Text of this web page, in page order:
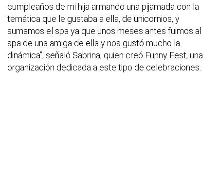
cumpleaños de mi hija armando una pijamada con la
temática que le gustaba a ella, de unicornios, y
sumamos el spa ya que unos meses antes fuimos al
spa de una amiga de ella y nos gustó mucho la
dinámica”, señaló Sabrina, quien creó Funny Fest, una
organización dedicada a este tipo de celebraciones.